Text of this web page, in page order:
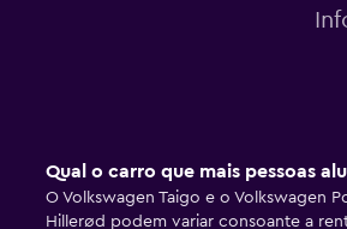
Qual o carro que mais pessoas
O Volkswagen Taigo e o Volkswagen
Hillerød podem variar consoante a